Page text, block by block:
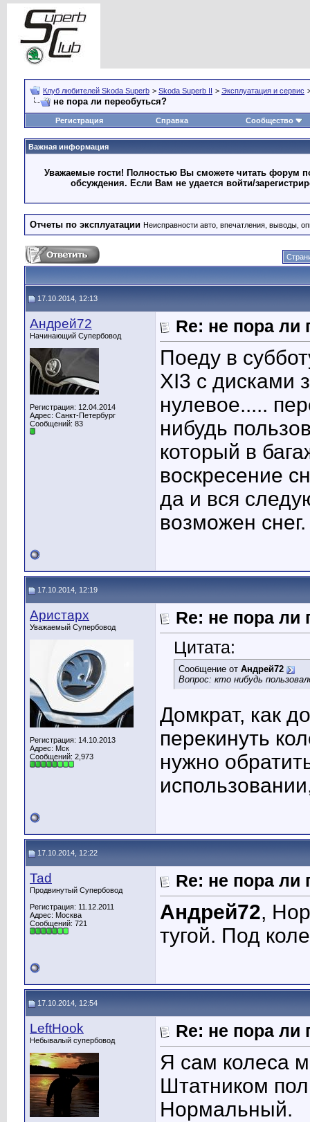
Клуб любителей Skoda Superb > Skoda Superb II > Эксплуатация и сервис
не пора ли переобуться?
Регистрация Справка Сообщество
Важная информация
Уважаемые гости! Полностью Вы сможете читать форум
обсуждения. Если Вам не удается войти/
Отчеты по эксплуатации Неисправности авто, впечатления, выводы,
17.10.2014, 12:13
Андрей72
Начинающий Супербовод
Регистрация: 12.04.2014
Адрес: Санкт-Петербург
Сообщений: 83
Re: не пора ли
Поеду в
XI3 с дисками
нулевое.....
нибудь
который в
воскресение
да и вся
возможен
17.10.2014, 12:19
Аристарх
Уважаемый Супербовод
Регистрация: 14.10.2013
Адрес: Мск
Сообщений: 2,973
Re: не пора ли
Цитата:
Сообщение от Андрей72
Вопрос: кто нибудь
Домкрат, как
перекинуть
нужно
17.10.2014, 12:22
Tad
Продвинутый Супербовод
Регистрация: 11.12.2011
Адрес: Москва
Сообщений: 721
Re: не пора ли
Андрей72,
тугой. Под
17.10.2014, 12:54
LeftHook
Небывалый супербовод Re: не пора ли
Я сам колеса
Штатником
Нормальный.